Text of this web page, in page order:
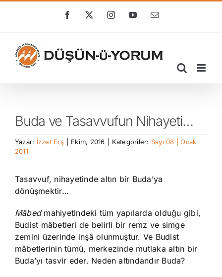
Facebook
X InstagramYouTube
E-
Buda ve Tasavvufun Nihayeti…
Yazar: İzzet Erş Ekim, 2016 Kategoriler: Sayı 08 | Ocak
2011
Tasavvuf, nihayetinde altın bir Buda’ya
dönüşmektir…
Mâbedmahiyetindeki tüm yapılarda olduğu gibi,
Budist mâbetleri de belirli bir remz ve simge
zemini üzerinde inşâ olunmuştur. Ve Budist
mâbetlerinin tümü, merkezinde mutlaka altın bir
Buda’yı tasvir eder. Neden altındandır Buda?